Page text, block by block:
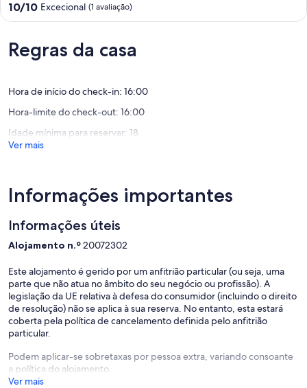
memórias que durarão para sempre.
Pontuação
de
de
um
10,
(1
avaliação)
10/10 Excecional (1 avaliação)
Regras da casa
Hora de início do check-in: 16:00
Hora-limite do check-out: 16:00
Idade mínima para reservar: 18
Ver mais
Informações importantes
Informações úteis
Alojamento n.º20072302
Este alojamento é gerido por um anfitrião particular (ou seja, uma
parte que não atua no âmbito do seu negócio ou profissão). A
legislação da UE relativa à defesa do consumidor (incluindo o direito
de resolução) não se aplica à sua reserva. No entanto, esta estará
coberta pela política de cancelamento definida pelo anfitrião
particular.
Podem aplicar-se sobretaxas por pessoa extra, variando consoante
a política do alojamento.
Ver mais